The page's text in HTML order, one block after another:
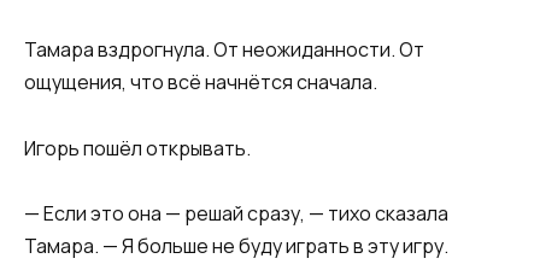
Тамара вздрогнула. От неожиданности. От
ощущения, что всё начнётся сначала.
Игорь пошёл открывать.
— Если это она — решай сразу, — тихо сказала
Тамара. — Я больше не буду играть в эту игру.